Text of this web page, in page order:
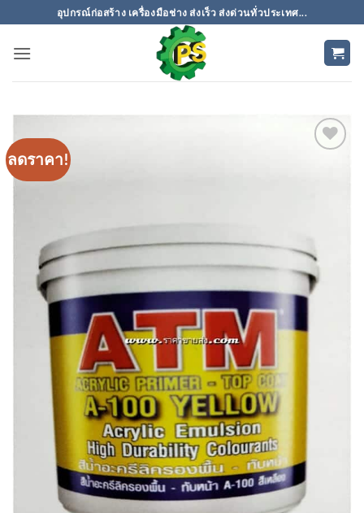
ไป
อุปกรณ์ก่อสร้าง เครื่องมือช่าง ส่งเร็ว ส่งด่วนทั่วประเทศ...
ลดราคา!